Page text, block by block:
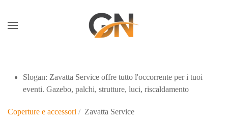
Skip to main content
Slogan: Zavatta Service offre tutto l'occorrente per i tuoi
eventi. Gazebo, palchi, strutture, luci, riscaldamento
Coperture e accessori Zavatta Service